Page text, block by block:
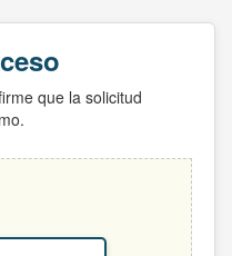
que la solicitud